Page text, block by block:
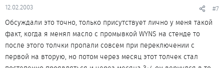
12.02.2003 #7
Обсуждали это точно, только присутствует лично у меня такой
факт, когда я менял масло с промывкой WYNS на стенде то
после этого толчки пропали совсем при переключении с
первой на вторую, но потом через месяц этот толчек стал